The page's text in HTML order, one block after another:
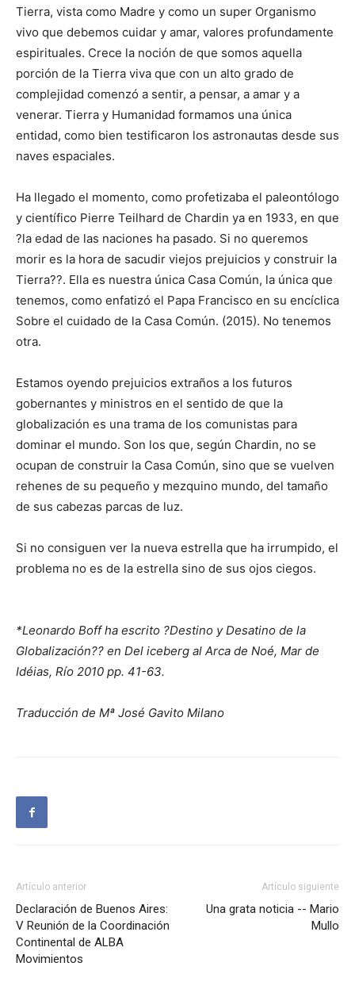
Tierra, vista como Madre y como un super Organismo
vivo que debemos cuidar y amar, valores profundamente
espirituales. Crece la noción de que somos aquella
porción de la Tierra viva que con un alto grado de
complejidad comenzó a sentir, a pensar, a amar y a
venerar. Tierra y Humanidad formamos una única
entidad, como bien testificaron los astronautas desde sus
naves espaciales.
Ha llegado el momento, como profetizaba el paleontólogo
y científico Pierre Teilhard de Chardin ya en 1933, en que
?la edad de las naciones ha pasado. Si no queremos
morir es la hora de sacudir viejos prejuicios y construir la
Tierra??. Ella es nuestra única Casa Común, la única que
tenemos, como enfatizó el Papa Francisco en su encíclica
Sobre el cuidado de la Casa Común. (2015). No tenemos
otra.
Estamos oyendo prejuicios extraños a los futuros
gobernantes y ministros en el sentido de que la
globalización es una trama de los comunistas para
dominar el mundo. Son los que, según Chardin, no se
ocupan de construir la Casa Común, sino que se vuelven
rehenes de su pequeño y mezquino mundo, del tamaño
de sus cabezas parcas de luz.
Si no consiguen ver la nueva estrella que ha irrumpido, el
problema no es de la estrella sino de sus ojos ciegos.
*Leonardo Boff ha escrito ?Destino y Desatino de la
Globalización?? en Del iceberg al Arca de Noé, Mar de
Idéias, Río 2010 pp. 41-63.
Traducción de Mª José Gavito Milano
Artículo anterior
Declaración de Buenos Aires:
V Reunión de la Coordinación
Continental de ALBA
Movimientos
Artículo siguiente
Una grata noticia -- Mario
Mullo